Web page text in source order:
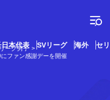
日本代表 SVリーグ 海外 セ
ーグ男子
ファン感謝デーを開催